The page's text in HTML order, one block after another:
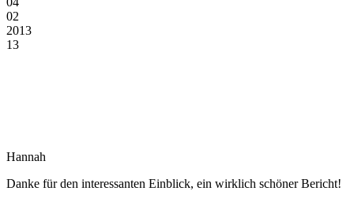
02
2013
13
Hannah
Danke für den interessanten Einblick, ein wirklich schöner Bericht!